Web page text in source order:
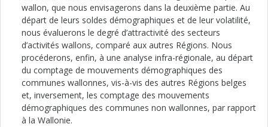
wallon, que nous envisagerons dans la deuxième partie. Au
départ de leurs soldes démographiques et de leur volatilité,
nous évaluerons le degré d’attractivité des secteurs
d’activités wallons, comparé aux autres Régions. Nous
procéderons, enfin, à une analyse infra-régionale, au départ
du comptage de mouvements démographiques des
communes wallonnes, vis-à-vis des autres Régions belges
et, inversement, les comptage des mouvements
démographiques des communes non wallonnes, par rapport
à la Wallonie.